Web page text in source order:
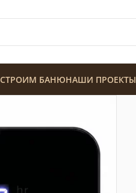
СТРОИМ БАНЮНАШИ ПРОЕКТЫ